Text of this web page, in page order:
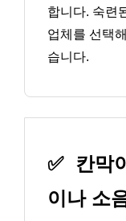
합니다. 숙련
업체를 선택
습니다.
✅
칸막
이나 소